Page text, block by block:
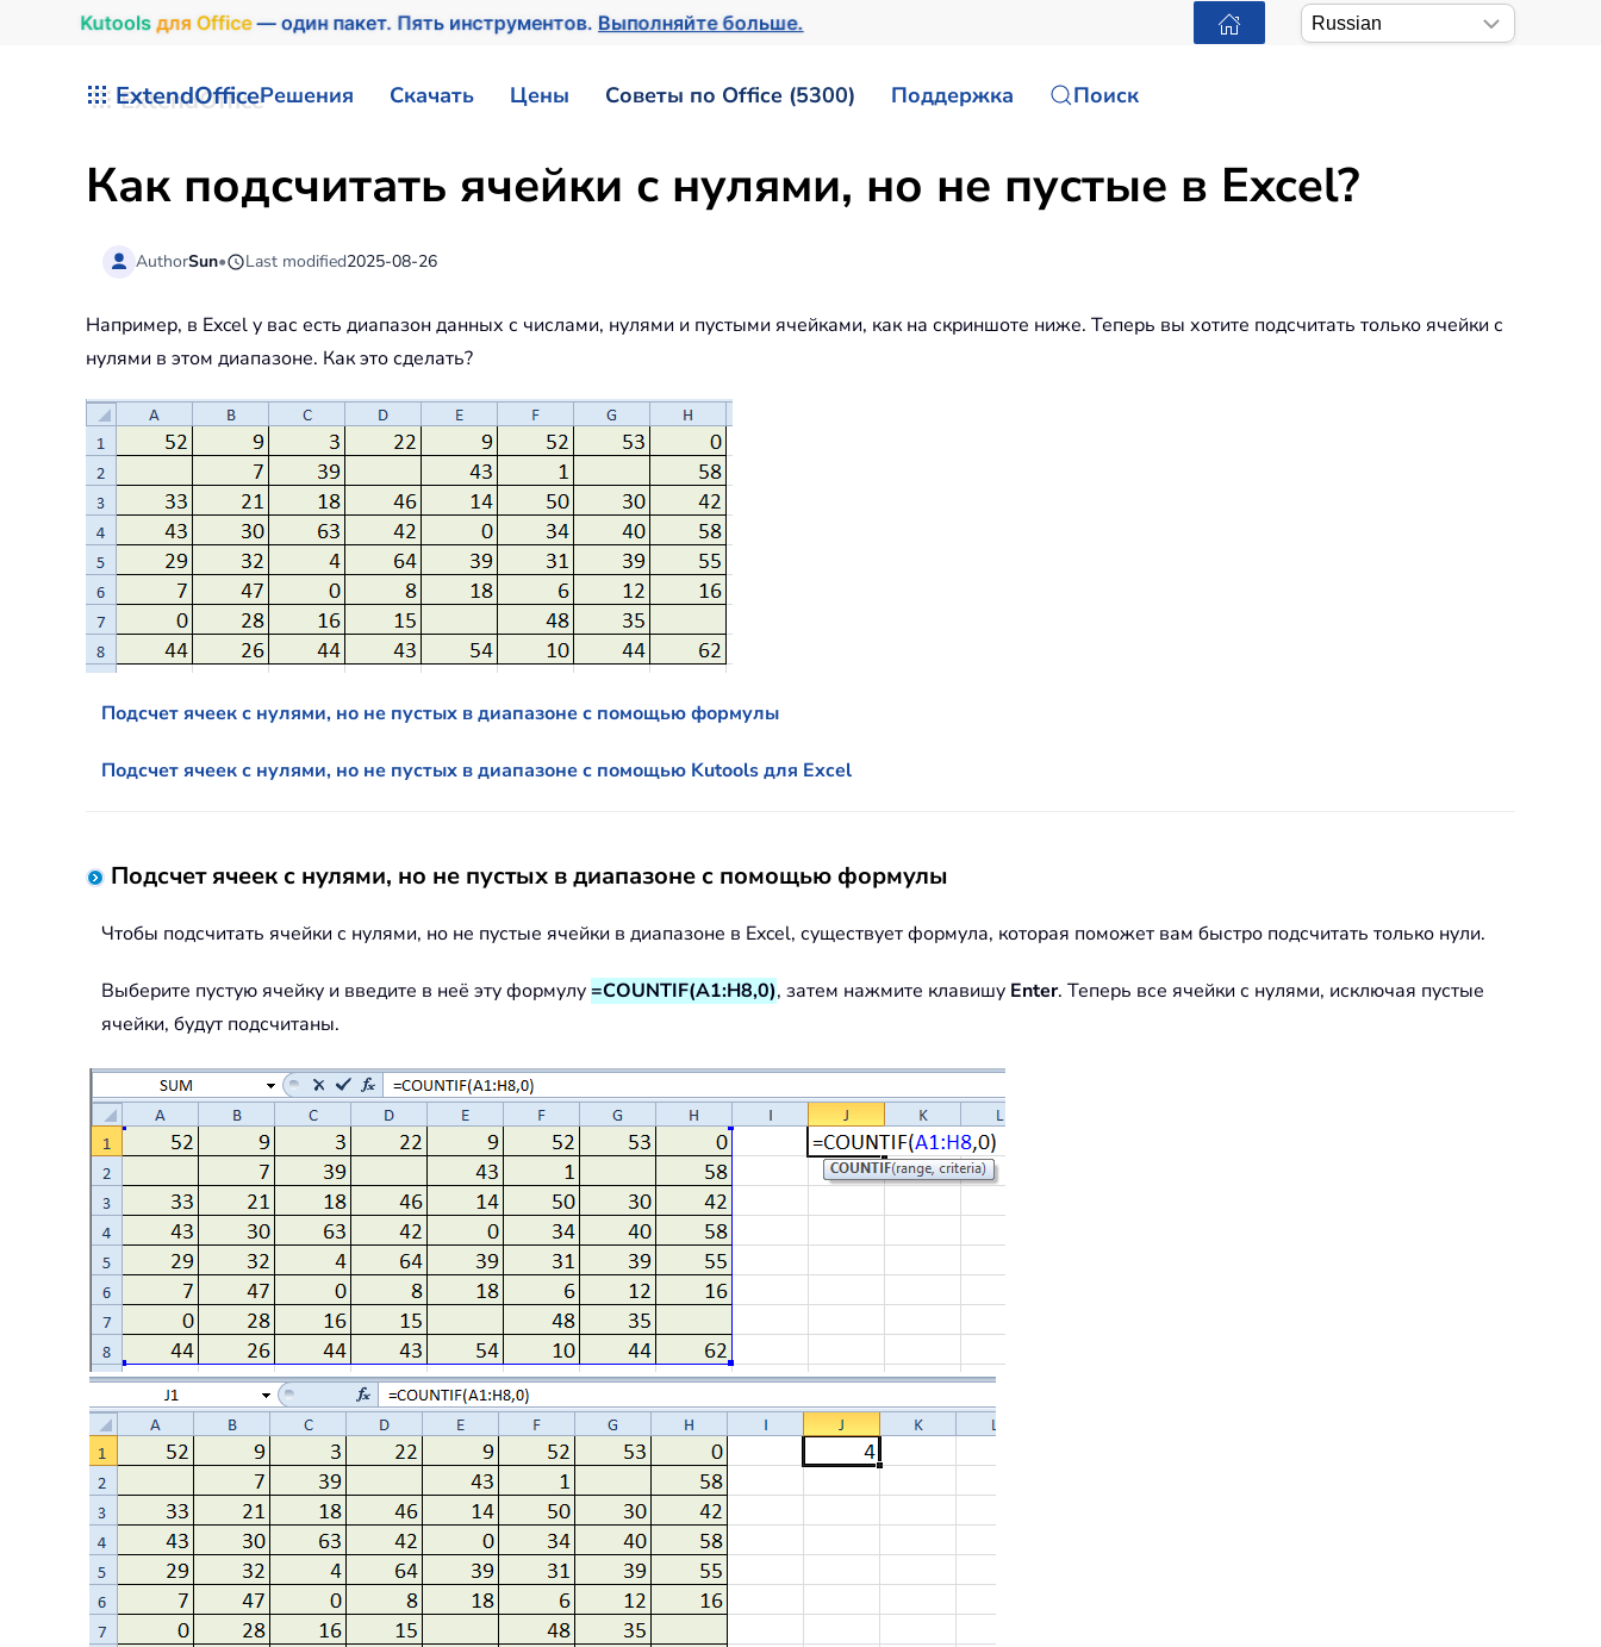
Kutools для Office— один пакет. Пять инструментов.Выполняйте больше.
ExtendOfficeРешения Скачать Цены Советы по Office (5300) Поддержка Поиск
Как подсчитать ячейки с нулями, но не пустые в Excel?
AuthorSun• Last modified2025-08-26
Например, в Excel у вас есть диапазон данных с числами, нулями и пустыми ячейками, как на скриншоте ниже. Теперь вы хотите подсчитать только ячейки с
нулями в этом диапазоне. Как это сделать?
Подсчет ячеек с нулями, но не пустых в диапазоне с помощью формулы
Подсчет ячеек с нулями, но не пустых в диапазоне с помощью Kutools для Excel
Подсчет ячеек с нулями, но не пустых в диапазоне с помощью формулы
Чтобы подсчитать ячейки с нулями, но не пустые ячейки в диапазоне в Excel, существует формула, которая поможет вам быстро подсчитать только нули.
Выберите пустую ячейку и введите в неё эту формулу=COUNTIF(A1:H8,0), затем нажмите клавишу Enter. Теперь все ячейки с нулями, исключая пустые
ячейки, будут подсчитаны.